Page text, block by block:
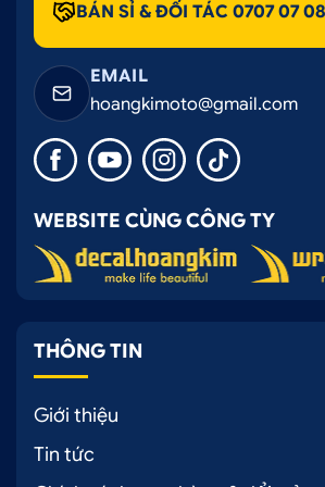
BÁN SỈ & ĐỐI TÁC 0707 07
EMAIL
hoangkimoto@gmail.com
WEBSITE CÙNG CÔNG TY
THÔNG TIN
Giới thiệu
Tin tức